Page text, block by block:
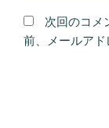
次回のコメ
前、メールアド